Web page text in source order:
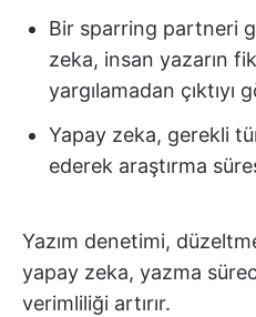
Bir sparring partneri
zeka, insan yazarın
yargılamadan çıktıyı
Yapay zeka, gerekli
ederek araştırma
Yazım denetimi,
yapay zeka, yazma
verimliliği artırır.